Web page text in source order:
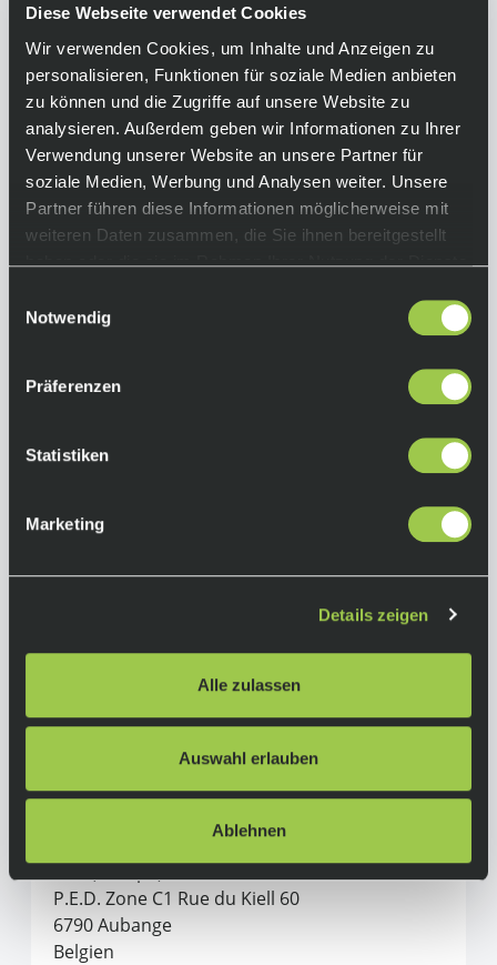
Diese Webseite verwendet Cookies
Wir verwenden Cookies, um Inhalte und Anzeigen zu
personalisieren, Funktionen für soziale Medien anbieten
zu können und die Zugriffe auf unsere Website zu
analysieren. Außerdem geben wir Informationen zu Ihrer
Verwendung unserer Website an unsere Partner für
soziale Medien, Werbung und Analysen weiter. Unsere
Partner führen diese Informationen möglicherweise mit
weiteren Daten zusammen, die Sie ihnen bereitgestellt
haben oder die sie im Rahmen Ihrer Nutzung der Dienste
Notwendig
Präferenzen
Statistiken
Marketing
Details zeigen
Alle zulassen
Auswahl erlauben
Ablehnen
gehören seitliche Reißverschlusstaschen für
Saum mit reflektierendem Aufdruck. Sie ist die
perfekte Wahl für den täglichen Weg zur
Arbeit.
Equipment
Eigenschaften:
• Stretch
• verdeckte, seitliche Reißverschlusstasche
• umschlagbarer Saum mit reflektierendem
Aufdruck
Elasthan
• DUROxpand
Herstellerinformationen
Scott Sports SA
Switzerland
In der EU verantwortliche Person:
SSG (Europe) Distribution Center SA
P.E.D. Zone C1 Rue du Kiell 60
6790 Aubange
Belgien